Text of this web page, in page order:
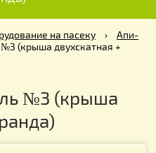
на пасеку ›
Апи-
(крыша двухскатная +
№3 (крыша